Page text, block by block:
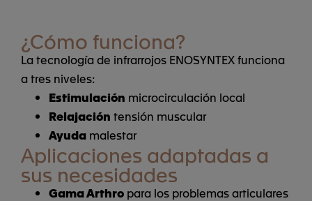
¿Cómo funciona?
La tecnología de infrarrojos ENOSYNTEX funciona
a tres niveles:
Estimulación microcirculación local
Relajación tensión muscular
Ayuda malestar
Aplicaciones adaptadas a
sus necesidades
Gama Arthro para los problemas articulares